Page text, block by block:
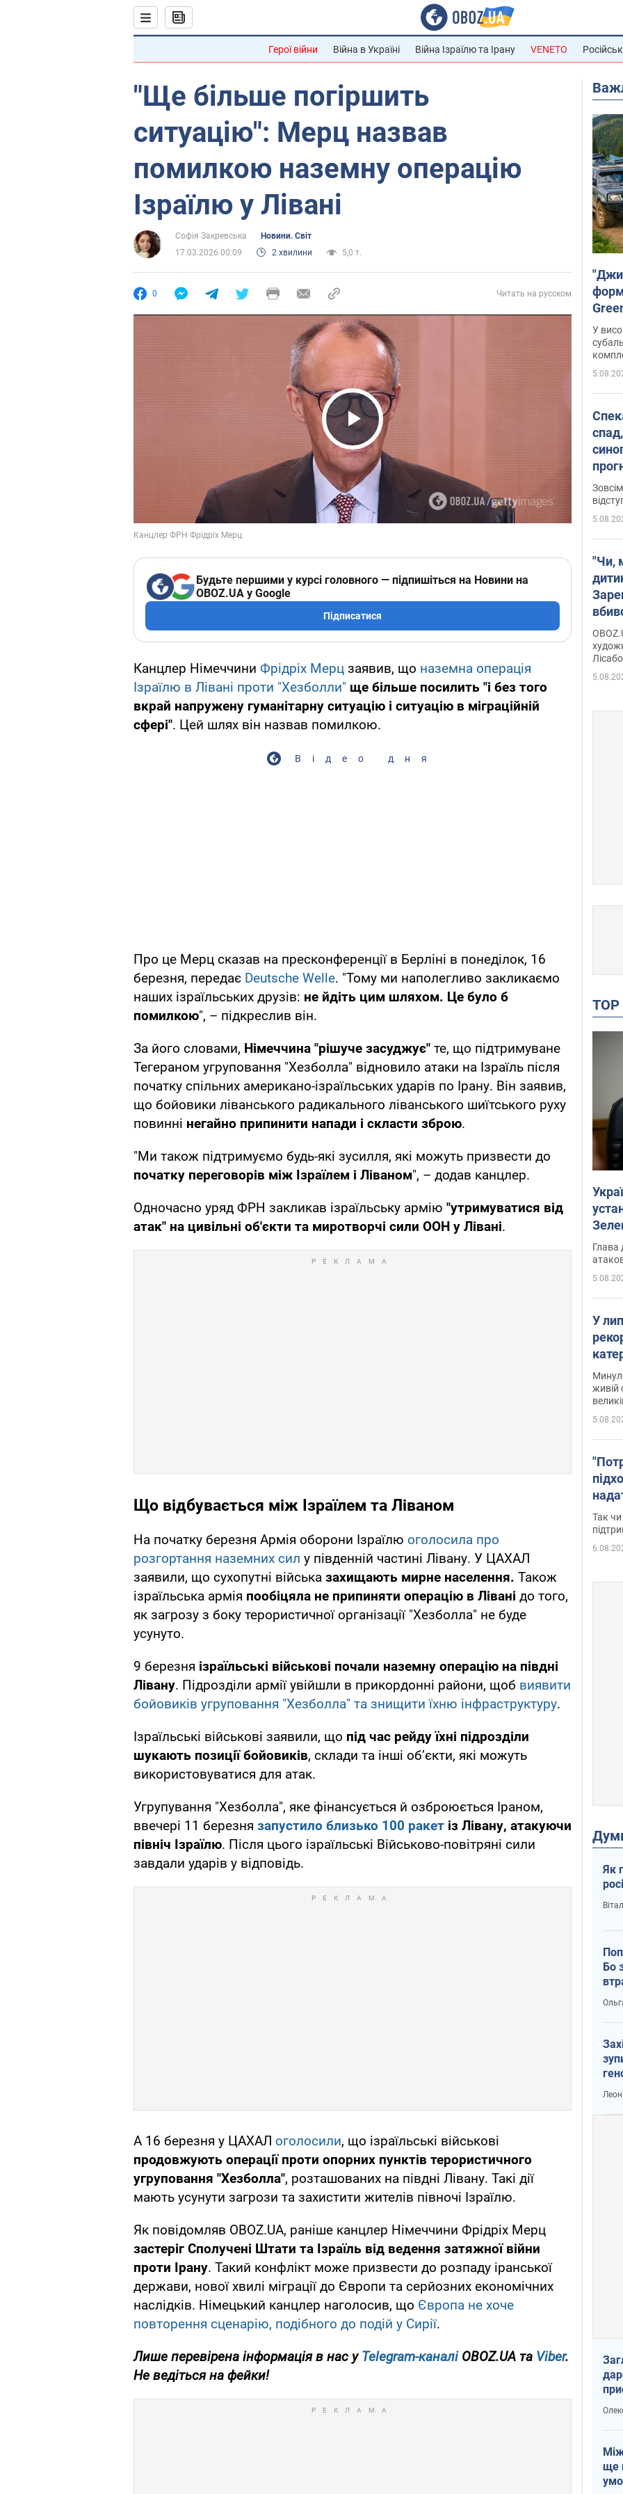
Герої війни Війна в Україні Війна Ізраїлю та Ірану VENETO
"Ще більше погіршить
ситуацію": Мерц назвав
помилкою наземну операцію
Ізраїлю у Лівані
Софія Закревська
Новини. Світ
17.03.2026 00:09
2 хвилини 5,0 т.
0 Читать на русском
Play Video
Будьте першими у курсі головного — підпишіться на Новини на
OBOZ.UA у Google
Підписатися
Канцлер Німеччини Фрідріх Мерц заявив, що наземна операція
Ізраїлю в Лівані проти "Хезболли" ще більше посилить "і без того
вкрай напружену гуманітарну ситуацію і ситуацію в міграційній
сфері". Цей шлях він назвав помилкою.
Відео дня
Про це Мерц сказав на пресконференції в Берліні в понеділок, 16
березня, передає Deutsche Welle. "Тому ми наполегливо закликаємо
наших ізраїльських друзів: не йдіть цим шляхом. Це було б
помилкою", – підкреслив він.
За його словами, Німеччина "рішуче засуджує" те, що підтримуване
Тегераном угруповання "Хезболла" відновило атаки на Ізраїль після
початку спільних американо-ізраїльських ударів по Ірану. Він заявив,
що бойовики ліванського радикального ліванського шиїтського руху
повинні негайно припинити напади і скласти зброю.
"Ми також підтримуємо будь-які зусилля, які можуть призвести до
початку переговорів між Ізраїлем і Ліваном", – додав канцлер.
Одночасно уряд ФРН закликав ізраїльську армію "утримуватися від
атак" на цивільні об'єкти та миротворчі сили ООН у Лівані.
Що відбувається між Ізраїлем та Ліваном
На початку березня Армія оборони Ізраїлю оголосила про
розгортання наземних сил у південній частині Лівану. У ЦАХАЛ
заявили, що сухопутні війська захищають мирне населення. Також
ізраїльська армія пообіцяла не припиняти операцію в Лівані до того,
як загрозу з боку терористичної організації "Хезболла" не буде
усунуто.
9 березня ізраїльські військові почали наземну операцію на півдні
Лівану. Підрозділи армії увійшли в прикордонні райони, щоб виявити
бойовиків угруповання "Хезболла" та знищити їхню інфраструктуру.
Ізраїльські військові заявили, що під час рейду їхні підрозділи
шукають позиції бойовиків, склади та інші об’єкти, які можуть
використовуватися для атак.
Угрупування "Хезболла", яке фінансується й озброюється Іраном,
ввечері 11 березня запустило близько 100 ракет із Лівану, атакуючи
північ Ізраїлю. Після цього ізраїльські Військово-повітряні сили
завдали ударів у відповідь.
А 16 березня у ЦАХАЛ оголосили, що ізраїльські військові
продовжують операції проти опорних пунктів терористичного
угруповання "Хезболла", розташованих на півдні Лівану. Такі дії
мають усунути загрози та захистити жителів півночі Ізраїлю.
Як повідомляв OBOZ.UA, раніше канцлер Німеччини Фрідріх Мерц
застеріг Сполучені Штати та Ізраїль від ведення затяжної війни
проти Ірану. Такий конфлікт може призвести до розпаду іранської
держави, нової хвилі міграції до Європи та серйозних економічних
наслідків. Німецький канцлер наголосив, що Європа не хоче
повторення сценарію, подібного до подій у Сирії.
Лише перевірена інформація в нас уTelegram-каналіOBOZ.UA та Viber.
Не ведіться на фейки!
У
"Чи,
в
Глава
У
живій
Так чи
Як
Бо
ще